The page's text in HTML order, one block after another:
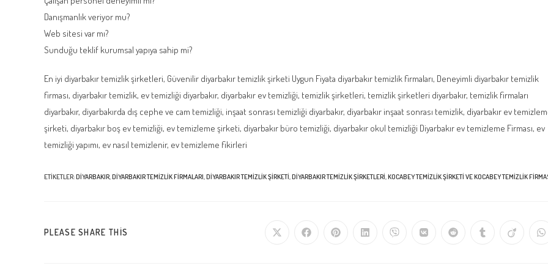
Danışmanlık veriyor mu?
Web sitesi var mı?
Sunduğu teklif kurumsal yapıya sahip mi?
En iyi diyarbakır temizlik şirketleri, Güvenilir diyarbakır temizlik şirketi Uygun Fiyata diyarbakır temizlik firmaları, Deneyimli diyarbakır temizlik
firması, diyarbakır temizlik, ev temizliği diyarbakır, diyarbakır ev temizliği, temizlik şirketleri, temizlik şirketleri diyarbakır, temizlik firmaları
diyarbakır, diyarbakırda dış cephe ve cam temizliği, inşaat sonrası temizliği diyarbakır, diyarbakır inşaat sonrası temizlik, diyarbakır ev
şirketi, diyarbakır boş ev temizliği, ev temizleme şirketi, diyarbakır büro temizliği, diyarbakır okul temizliği Diyarbakır ev temizleme Firması, ev
temizliği yapımı, ev nasıl temizlenir, ev temizleme fikirleri
ETIKETLER:DIYARBAKIR,DIYARBAKIR TEMIZLIK FIRMALARI,DIYARBAKIR TEMIZLIK ŞIRKETI,DIYARBAKIR TEMIZLIK ŞIRKETLERI,KOCABEY TEMIZLIK ŞIRKETI VE KOCABEY TEMIZLIK
PLEASE SHARE THIS
Opens
Opens
Opens
Opens
Opens
Opens
Opens
Opens
Opens